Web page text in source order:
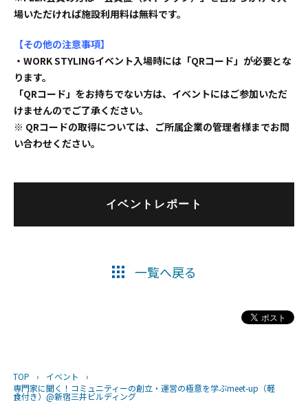
場いただければ施設利用料は無料です。
【その他の注意事項】
・WORK STYLINGイベント入場時には「QRコード」が必要とな
ります。
「QRコード」をお持ちでない方は、イベントにはご参加いただ
けませんのでご了承ください。
※ QRコードの取得については、ご所属企業の管理者様までお問
い合わせください。
イベントレポート
一覧へ戻る
TOP › イベント
›
専門家に聞く！コミュニティーの創立・運営の極意を学ぶmeet-up（軽
食付き）@新宿三井ビルディング